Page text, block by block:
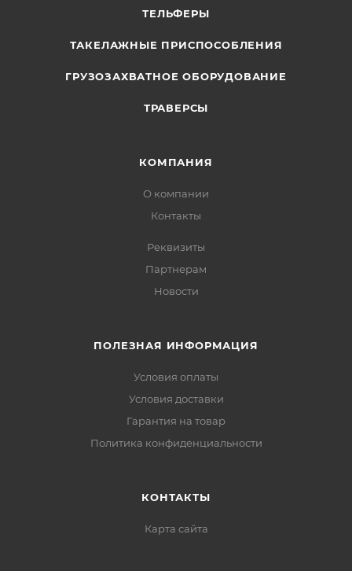
ТЕЛЬФЕРЫ
ТАКЕЛАЖНЫЕ ПРИСПОСОБЛЕНИЯ
ГРУЗОЗАХВАТНОЕ ОБОРУДОВАНИЕ
ТРАВЕРСЫ
КОМПАНИЯ
О компании
Контакты
Реквизиты
Партнерам
Новости
ПОЛЕЗНАЯ ИНФОРМАЦИЯ
Условия оплаты
Условия доставки
Гарантия на товар
Политика конфиденциальности
КОНТАКТЫ
Карта сайта